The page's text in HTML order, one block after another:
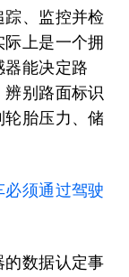
、监控并检
上是一个拥
能决定路
别路面标识
胎压力、储
必须通过驾驶
的数据认定事